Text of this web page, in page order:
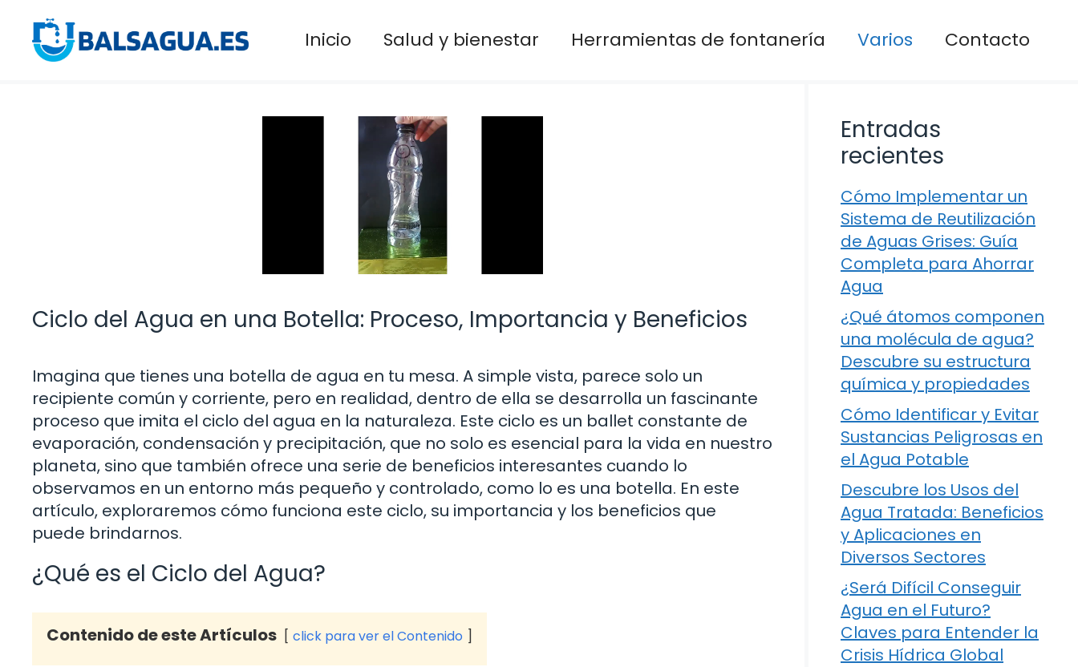
contenido
Inicio Salud y bienestar Herramientas de fontanería Varios Contacto
Ciclo del Agua en una Botella: Proceso, Importancia y Beneficios
Imagina que tienes una botella de agua en tu mesa. A simple vista, parece solo un
recipiente común y corriente, pero en realidad, dentro de ella se desarrolla un fascinante
proceso que imita el ciclo del agua en la naturaleza. Este ciclo es un ballet constante de
evaporación, condensación y precipitación, que no solo es esencial para la vida en nuestro
planeta, sino que también ofrece una serie de beneficios interesantes cuando lo
observamos en un entorno más pequeño y controlado, como lo es una botella. En este
artículo, exploraremos cómo funciona este ciclo, su importancia y los beneficios que
puede brindarnos.
¿Qué es el Ciclo del Agua?
Contenido de este Artículos click para ver el Contenido
Entradas
recientes
Cómo Implementar un
Sistema de Reutilización
de Aguas Grises: Guía
Completa para Ahorrar
Agua
¿Qué átomos componen
una molécula de agua?
Descubre su estructura
química y propiedades
Cómo Identificar y Evitar
Sustancias Peligrosas en
el Agua Potable
Descubre los Usos del
Agua Tratada: Beneficios
y Aplicaciones en
Diversos Sectores
¿Será Difícil Conseguir
Agua en el Futuro?
Claves para Entender la
Crisis Hídrica Global